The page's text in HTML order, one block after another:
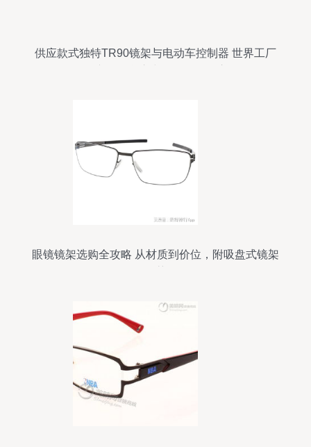
供应款式独特TR90镜架与电动车控制器 世界工厂
眼镜镜架选购全攻略 从材质到价位，附吸盘式镜架